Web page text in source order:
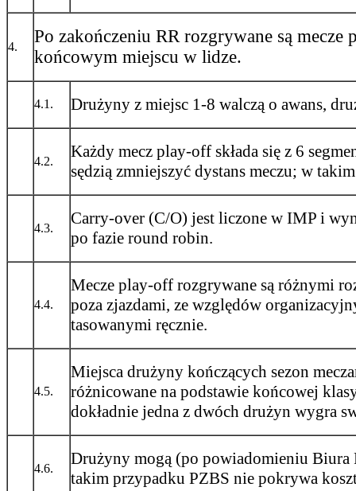
4.
Po zakończeniu RR rozgrywane są
końcowym miejscu w lidze.
4.1. Drużyny z miejsc 1-8 walczą o awans,
4.2.
Każdy mecz play-off składa się z 6
sędzią zmniejszyć dystans meczu; w
4.3.
Carry-over (C/O) jest liczone w IMP i
po fazie round robin.
4.4.
Mecze play-off rozgrywane są różnymi
poza zjazdami, ze względów
tasowanymi ręcznie.
4.5.
Miejsca drużyny kończących sezon
różnicowane na podstawie końcowej
dokładnie jedna z dwóch drużyn wygra
4.6.
Drużyny mogą (po powiadomieniu Biura
takim przypadku PZBS nie pokrywa